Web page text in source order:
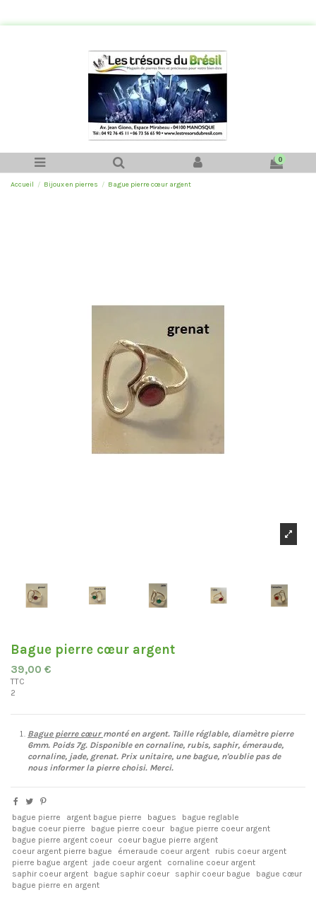
0
Accueil Bijoux en pierres Bague pierre cœur argent
Bague pierre cœur argent
39,00 €
TTC
2
Bague pierre cœur monté en argent. Taille réglable, diamètre pierre
6mm. Poids 7g. Disponible en cornaline, rubis, saphir, émeraude,
cornaline, jade, grenat. Prix unitaire, une bague, n'oublie pas de
nous informer la pierre choisi. Merci.
bague pierre argent bague pierre bagues
bague reglable
bague coeur pierre
bague pierre coeur
bague pierre coeur argent
bague pierre argent coeur
coeur bague pierre argent
coeur argent pierre bague
émeraude coeur argent
rubis coeur argent
pierre bague argent
jade coeur argent
cornaline coeur argent
saphir coeur argent
bague saphir coeur saphir coeur bague
bague cœur
bague pierre en argent